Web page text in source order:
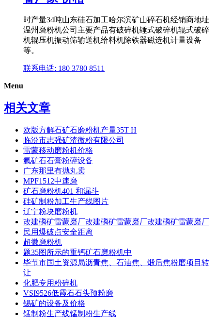
时产量34吨山东硅石加工哈尔滨矿山碎石机经销商地址
温州磨粉机公司主要产品有破碎机锤式破碎机辊式破碎
机辊压机振动筛输送机给料机除铁器磁选机计量设备
等。
联系电话: 180 3780 8511
Menu
相关文章
欧版方解石矿石磨粉机产量35T H
临汾市志强矿渣微粉有限公司
雷蒙移动磨粉机价格
氟矿石石膏粉碎设备
广东那里有抛丸卖
MPF1512中速磨
矿石磨粉机401 和漏斗
硅矿制粉加工生产线图片
辽宁粉块磨粉机
改建磷矿雷蒙磨厂改建磷矿雷蒙磨厂改建磷矿雷蒙磨厂
民用爆破点安全距离
超微磨粉机
题35图所示的重钙矿石磨粉机中
毕节市国土资源局沥青焦、石油焦、煅后焦粉磨项目转
让
化肥专用粉碎机
VSI9526低霞石石头预粉磨
锡矿的设备及价格
锰制粉生产线锰制粉生产线